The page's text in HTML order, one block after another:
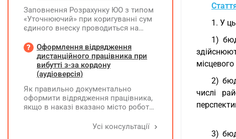
1. У
1)
2)
числі
3)
Заповнення Розрахунку ЮО з типом
«Уточнюючий» при коригуванні сум
єдиного внеску проводиться на
ЮО з використанням типів
нарахувань 2 та 3. Додатки,
інформація щодо яких не
коригується, у рядку 06 не
Оформлення відрядження
дистанційного працівника при
вибутті з-за кордону
(аудіоверсія)
Як правильно документально
оформити відрядження працівника,
якщо в наказі вказано місто роботи
відбувся з іншої країни (деУсі консультації